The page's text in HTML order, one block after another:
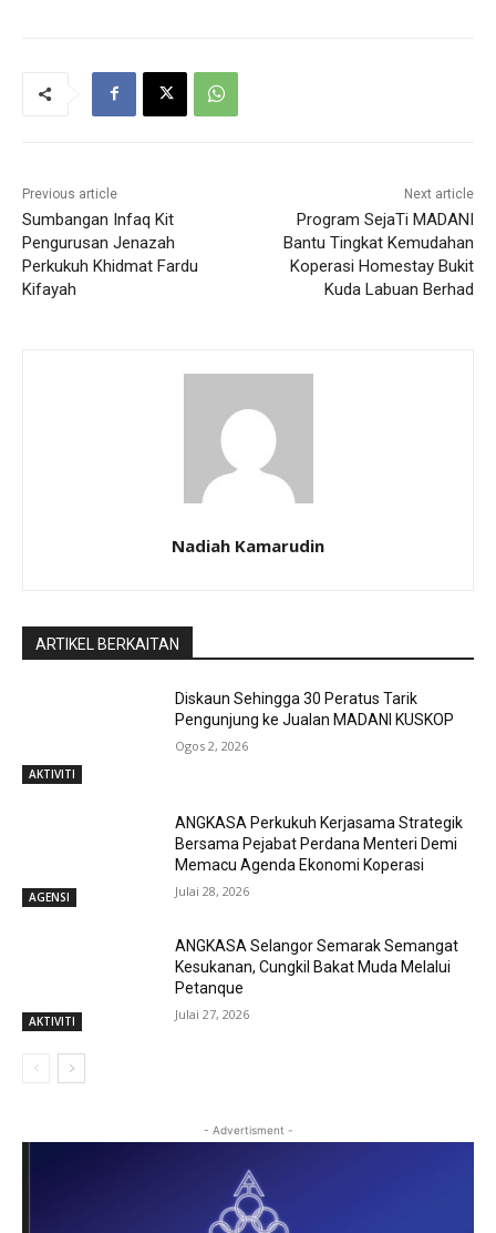
Previous article
Sumbangan Infaq Kit
Pengurusan Jenazah
Perkukuh Khidmat Fardu
Kifayah
Next article
Program SejaTi MADANI
Bantu Tingkat Kemudahan
Koperasi Homestay Bukit
Kuda Labuan Berhad
Nadiah Kamarudin
ARTIKEL BERKAITAN
AKTIVITI
Diskaun Sehingga 30 Peratus Tarik
Pengunjung ke Jualan MADANI KUSKOP
Ogos 2, 2026
AGENSI
ANGKASA Perkukuh Kerjasama Strategik
Bersama Pejabat Perdana Menteri Demi
Memacu Agenda Ekonomi Koperasi
Julai 28, 2026
AKTIVITI
ANGKASA Selangor Semarak Semangat
Kesukanan, Cungkil Bakat Muda Melalui
Petanque
Julai 27, 2026
- Advertisment -